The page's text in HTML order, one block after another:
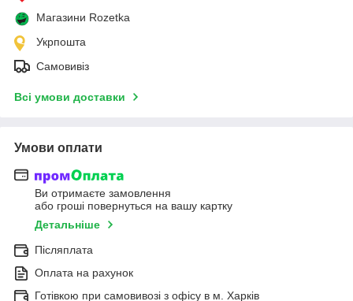
Магазини Rozetka
Укрпошта
Самовивіз
Всі умови доставки
Умови оплати
Ви отримаєте замовлення
або гроші повернуться на вашу картку
Детальніше
Післяплата
Оплата на рахунок
Готівкою при самовивозі з офісу в м. Харків